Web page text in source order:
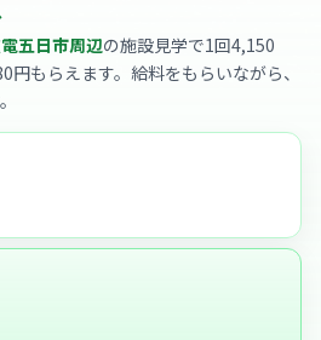
五日市周辺の施設見学で1回4,150
もらえます。給料をもらいながら、